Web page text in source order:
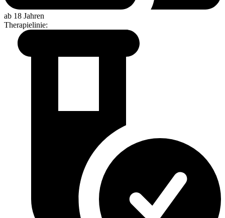
ab 18 Jahren
Therapielinie: